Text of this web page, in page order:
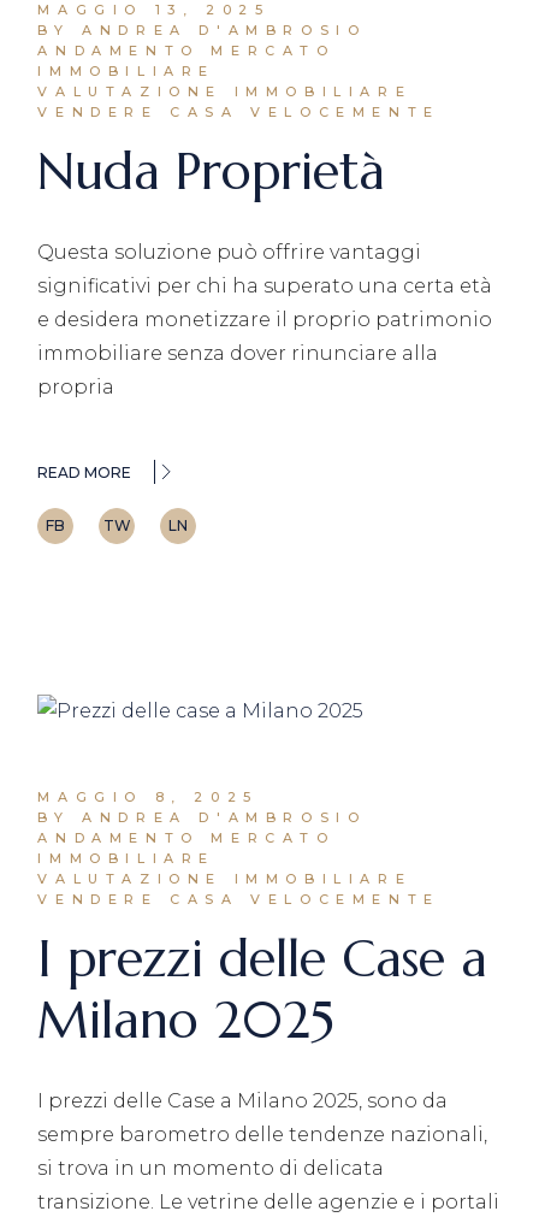
MAGGIO 13, 2025
BY ANDREA D'AMBROSIO
ANDAMENTO MERCATO
IMMOBILIARE
VALUTAZIONE IMMOBILIARE
VENDERE CASA VELOCEMENTE
Nuda Proprietà
Questa soluzione può offrire vantaggi
significativi per chi ha superato una certa età
e desidera monetizzare il proprio patrimonio
immobiliare senza dover rinunciare alla
propria
READ MORE
FB TW LN
MAGGIO 8, 2025
BY ANDREA D'AMBROSIO
ANDAMENTO MERCATO
IMMOBILIARE
VALUTAZIONE IMMOBILIARE
VENDERE CASA VELOCEMENTE
I prezzi delle Case a
Milano 2025
I prezzi delle Case a Milano 2025, sono da
sempre barometro delle tendenze nazionali,
si trova in un momento di delicata
transizione. Le vetrine delle agenzie e i portali